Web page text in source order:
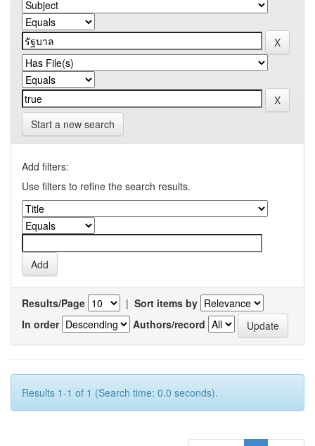
Start a new search
Add filters:
Use filters to refine the search results.
Results/Page | Sort items by
In order
Authors/record
Results 1-1 of 1 (Search time: 0.0 seconds).